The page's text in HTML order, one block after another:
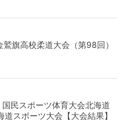
鷲旗高校柔道大会（第98回）
国民スポーツ体育大会北海道
スポーツ大会【大会結果】